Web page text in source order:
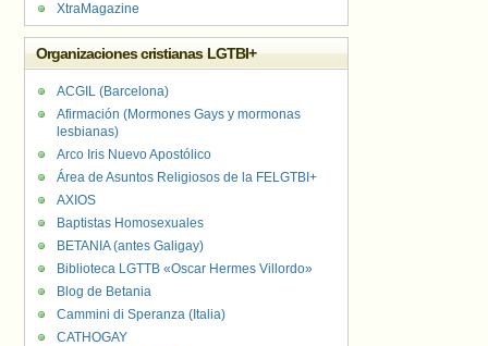
XtraMagazine
Organizaciones cristianas LGTBI+
ACGIL (Barcelona)
Afirmación (Mormones Gays y mormonas
lesbianas)
Arco Iris Nuevo Apostólico
Área de Asuntos Religiosos de la FELGTBI+
AXIOS
Baptistas Homosexuales
BETANIA (antes Galigay)
Biblioteca LGTTB «Oscar Hermes Villordo»
Blog de Betania
Cammini di Speranza (Italia)
CATHOGAY